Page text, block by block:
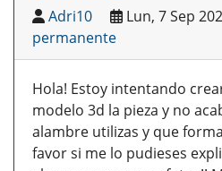
Adri10 Lun, 7 Sep
permanente
Hola! Estoy intentando
modelo 3d la pieza y no
alambre utilizas y que
favor si me lo pudieses